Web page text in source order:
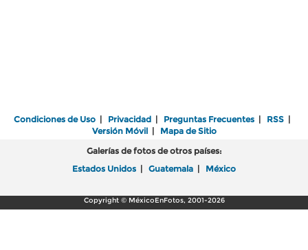
Condiciones de Uso | Privacidad | Preguntas Frecuentes | RSS |
Versión Móvil| Mapa de Sitio
Galerías de fotos de otros países:
Estados Unidos | Guatemala | México
Copyright © MéxicoEnFotos, 2001-2026